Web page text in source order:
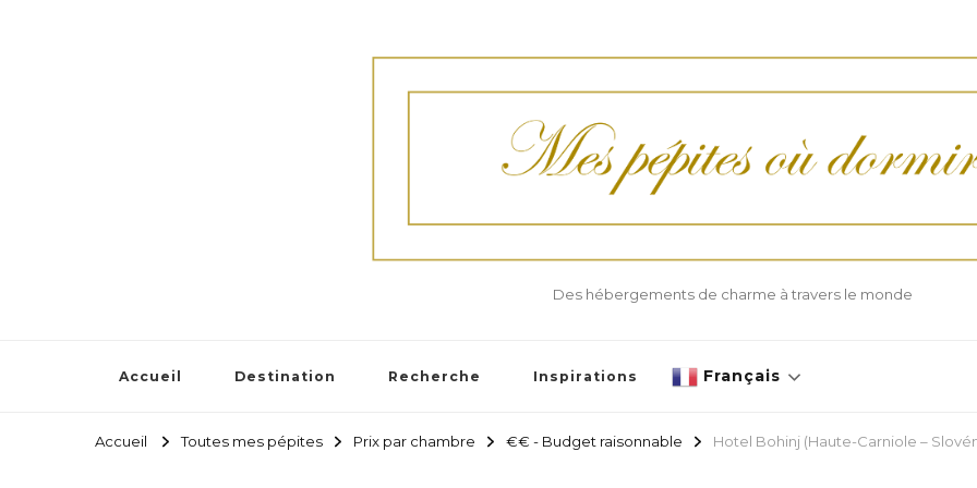
Des hébergements de charme à travers le monde
Accueil Destination Recherche Inspirations Français
Accueil Toutes mes pépites Prix par chambre €€ - Budget raisonnable Hotel Bohinj (Haute-Carniole –